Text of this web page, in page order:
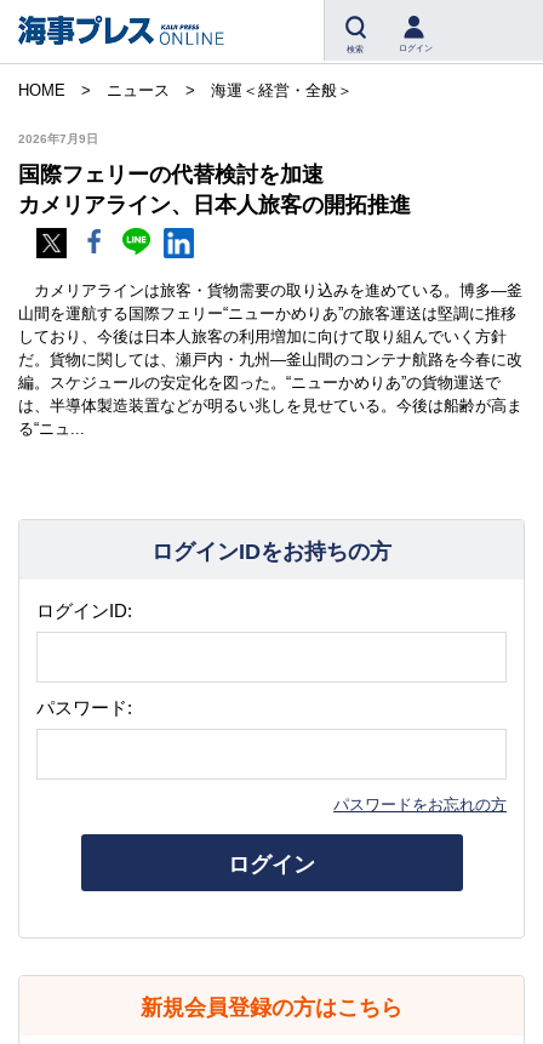
検索 ログイン
HOME ニュース 海運＜経営・全般＞
2026年7月9日
国際フェリーの代替検討を加速
カメリアライン、日本人旅客の開拓推進
カメリアラインは旅客・貨物需要の取り込みを進めている。博多―釜
山間を運航する国際フェリー“ニューかめりあ”の旅客運送は堅調に推移
しており、今後は日本人旅客の利用増加に向けて取り組んでいく方針
だ。貨物に関しては、瀬戸内・九州―釜山間のコンテナ航路を今春に改
編。スケジュールの安定化を図った。“ニューかめりあ”の貨物運送で
は、半導体製造装置などが明るい兆しを見せている。今後は船齢が高ま
る“ニュ...
ログインIDをお持ちの方
ログインID:
パスワード:
パスワードをお忘れの方
ログイン
新規会員登録の方はこちら